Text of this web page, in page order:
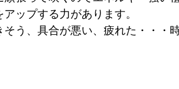
アップする力があります。
そう、具合が悪い、疲れた・・・